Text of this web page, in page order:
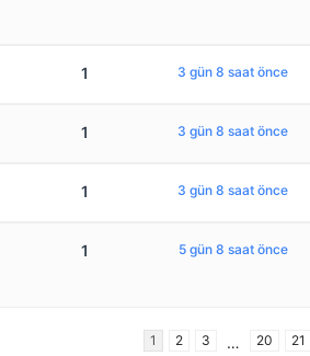
1 3 gün 8 saat önce
1 3 gün 8 saat önce
1 3 gün 8 saat önce
1 5 gün 8 saat önce
1 2 3 … 20 21